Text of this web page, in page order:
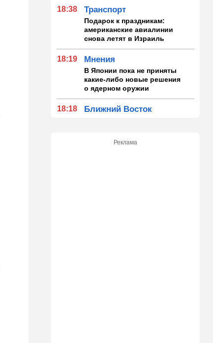
18:38 Транспорт
Подарок к праздникам:
американские авиалинии
снова летят в Израиль
18:19 Мнения
В Японии пока не приняты
какие-либо новые решения
о ядерном оружии
18:18 Ближний Восток
Реклама